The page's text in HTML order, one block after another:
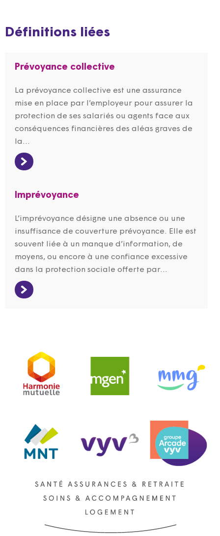
Définitions liées
Prévoyance collective
La prévoyance collective est une assurance
mise en place par l’employeur pour assurer la
protection de ses salariés ou agents face aux
conséquences financières des aléas graves de
la...
Imprévoyance
L’imprévoyance désigne une absence ou une
insuffisance de couverture prévoyance. Elle est
souvent liée à un manque d’information, de
moyens, ou encore à une confiance excessive
dans la protection sociale offerte par...